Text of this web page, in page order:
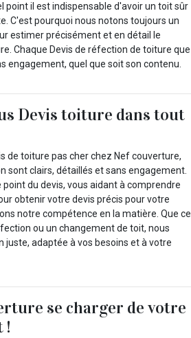
point il est indispensable d'avoir un toit sûr
C'est pourquoi nous notons toujours un
estimer précisément et en détail le
Chaque Devis de réfection de toiture que
engagement, quel que soit son contenu.
Devis toiture dans tout
de toiture pas cher chez Nef couverture,
sont clairs, détaillés et sans engagement.
du devis, vous aidant à comprendre
obtenir votre devis précis pour votre
notre compétence en la matière. Que ce
ou un changement de toit, nous
juste, adaptée à vos besoins et à votre
se charger de votre
!